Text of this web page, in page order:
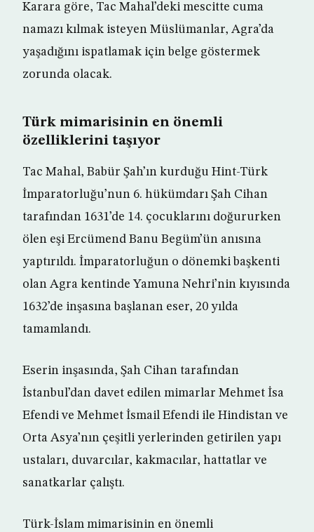
Karara göre, Tac Mahal’deki mescitte cuma
namazı kılmak isteyen Müslümanlar, Agra’da
yaşadığını ispatlamak için belge göstermek
zorunda olacak.
Türk mimarisinin en önemli
özelliklerini taşıyor
Tac Mahal, Babür Şah’ın kurduğu Hint-Türk
İmparatorluğu’nun 6. hükümdarı Şah Cihan
tarafından 1631’de 14. çocuklarını doğururken
ölen eşi Ercümend Banu Begüm’ün anısına
yaptırıldı. İmparatorluğun o dönemki başkenti
olan Agra kentinde Yamuna Nehri’nin kıyısında
1632’de inşasına başlanan eser, 20 yılda
tamamlandı.
Eserin inşasında, Şah Cihan tarafından
İstanbul’dan davet edilen mimarlar Mehmet İsa
Efendi ve Mehmet İsmail Efendi ile Hindistan ve
Orta Asya’nın çeşitli yerlerinden getirilen yapı
ustaları, duvarcılar, kakmacılar, hattatlar ve
sanatkarlar çalıştı.
Türk-İslam mimarisinin en önemli